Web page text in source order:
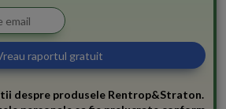
despre produsele Rentrop&Straton.